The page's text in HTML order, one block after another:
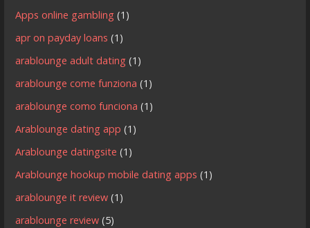
Apps online gambling (1)
apr on payday loans (1)
arablounge adult dating (1)
arablounge come funziona (1)
arablounge como funciona (1)
Arablounge dating app (1)
Arablounge datingsite (1)
Arablounge hookup mobile dating apps (1)
arablounge it review (1)
arablounge review (5)